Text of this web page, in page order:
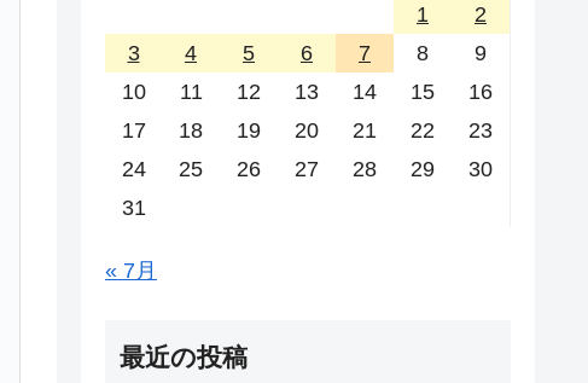
1
2
3
4 5 6 7 8
9
10
11 12 13 14 15
16
17
18 19 20 21 22
23
24
25 26 27 28 29
30
31
« 7月
最近の投稿